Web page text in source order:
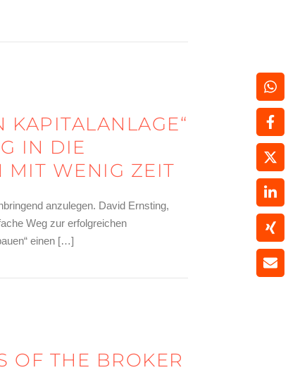
KAPITALANLAGE“
IN DIE
MIT WENIG ZEIT
anzulegen. David Ernsting,
Weg zur erfolgreichen
einen […]
in die Geldanlage und Altersvorsorge für Menschen mit
OF THE BROKER